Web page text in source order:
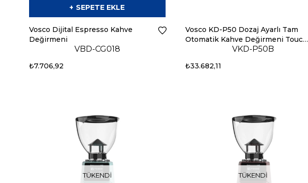
Vosco Dijital Espresso Kahve
Değirmeni
VBD-CG018
₺7.706,92
SEPETE EKLE
Vosco KD-P50 Dozaj Ayarlı Tam
Otomatik Kahve Değirmeni Touch
VKD-P50B
₺33.682,11
TÜKENDI TÜKENDI